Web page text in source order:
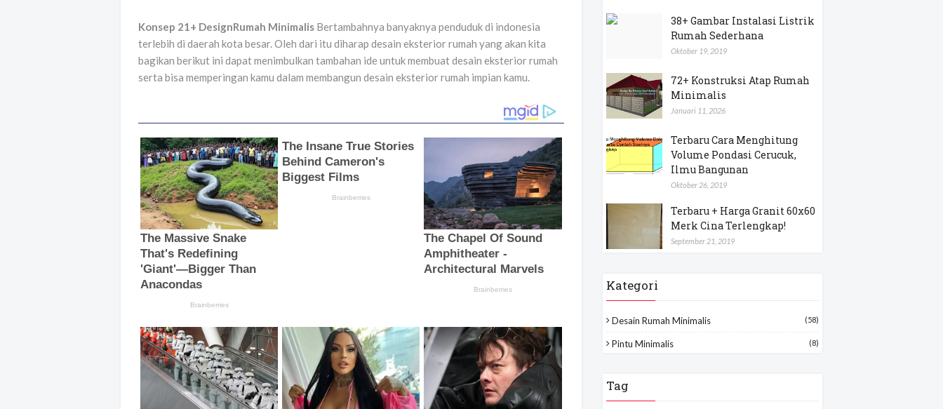
Konsep 21+ DesignRumah Minimalis Bertambahnya banyaknya penduduk di indonesia
terlebih di daerah kota besar. Oleh dari itu diharap desain eksterior rumah yang akan kita
bagikan berikut ini dapat menimbulkan tambahan ide untuk membuat desain eksterior rumah
serta bisa memperingan kamu dalam membangun desain eksterior rumah impian kamu.
38+ Gambar Instalasi Listrik
Rumah Sederhana
Oktober 19, 2019
72+ Konstruksi Atap Rumah
Minimalis
Januari 11, 2026
Terbaru Cara Menghitung
Volume Pondasi Cerucuk,
Ilmu Bangunan
Oktober 26, 2019
Terbaru + Harga Granit 60x60
Merk Cina Terlengkap!
September 21, 2019
Kategori
Desain Rumah Minimalis (58)
Pintu Minimalis (8)
Tag